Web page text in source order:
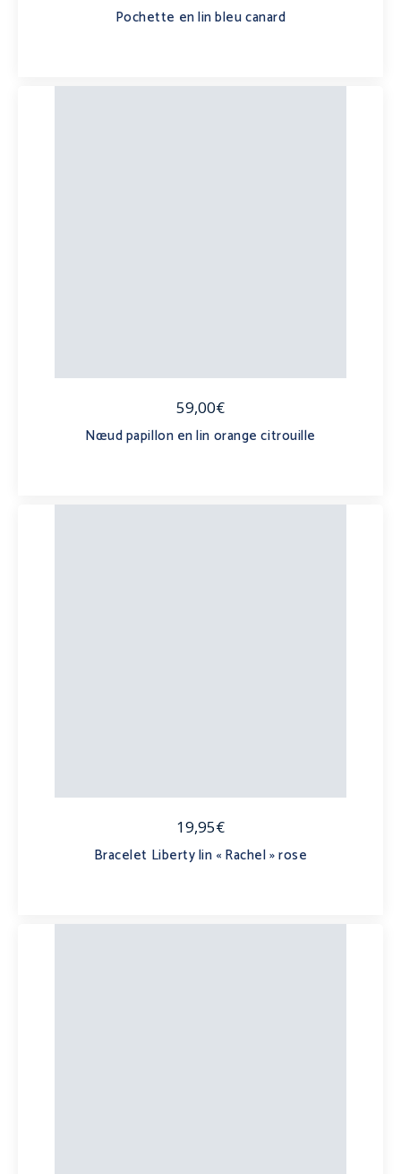
Pochette en lin bleu canard
59,00€
Nœud papillon en lin orange citrouille
19,95€
Bracelet Liberty lin « Rachel » rose